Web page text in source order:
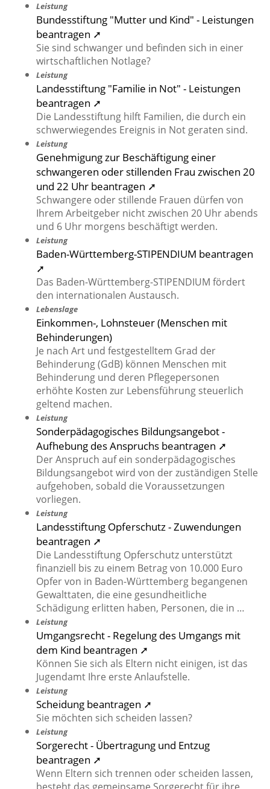
Leistung
Bundesstiftung "Mutter und Kind" - Leistungen
beantragen ➚
Sie sind schwanger und befinden sich in einer
wirtschaftlichen Notlage?
Leistung
Landesstiftung "Familie in Not" - Leistungen
beantragen ➚
Die Landesstiftung hilft Familien, die durch ein
schwerwiegendes Ereignis in Not geraten sind.
Leistung
Genehmigung zur Beschäftigung einer
schwangeren oder stillenden Frau zwischen 20
und 22 Uhr beantragen ➚
Schwangere oder stillende Frauen dürfen von
Ihrem Arbeitgeber nicht zwischen 20 Uhr abends
und 6 Uhr morgens beschäftigt werden.
Leistung
Baden-Württemberg-STIPENDIUM beantragen
➚
Das Baden-Württemberg-STIPENDIUM fördert
den internationalen Austausch.
Lebenslage
Einkommen-, Lohnsteuer (Menschen mit
Behinderungen)
Je nach Art und festgestelltem Grad der
Behinderung (GdB) können Menschen mit
Behinderung und deren Pflegepersonen
erhöhte Kosten zur Lebensführung steuerlich
geltend machen.
Leistung
Sonderpädagogisches Bildungsangebot -
Aufhebung des Anspruchs beantragen ➚
Der Anspruch auf ein sonderpädagogisches
Bildungsangebot wird von der zuständigen Stelle
aufgehoben, sobald die Voraussetzungen
vorliegen.
Leistung
Landesstiftung Opferschutz - Zuwendungen
beantragen ➚
Die Landesstiftung Opferschutz unterstützt
finanziell bis zu einem Betrag von 10.000 Euro
Opfer von in Baden-Württemberg begangenen
Gewalttaten, die eine gesundheitliche
Schädigung erlitten haben, Personen, die in …
Leistung
Umgangsrecht - Regelung des Umgangs mit
dem Kind beantragen ➚
Können Sie sich als Eltern nicht einigen, ist das
Jugendamt Ihre erste Anlaufstelle.
Leistung
Scheidung beantragen ➚
Sie möchten sich scheiden lassen?
Leistung
Sorgerecht - Übertragung und Entzug
beantragen ➚
Wenn Eltern sich trennen oder scheiden lassen,